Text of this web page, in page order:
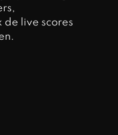
live scores